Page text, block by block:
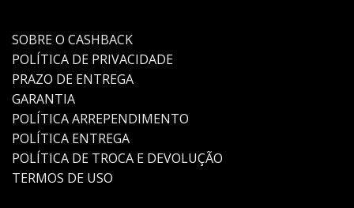
SOBRE O CASHBACK
POLÍTICA DE PRIVACIDADE
PRAZO DE ENTREGA
GARANTIA
POLÍTICA ARREPENDIMENTO
POLÍTICA ENTREGA
POLÍTICA DE TROCA E DEVOLUÇÃO
TERMOS DE USO